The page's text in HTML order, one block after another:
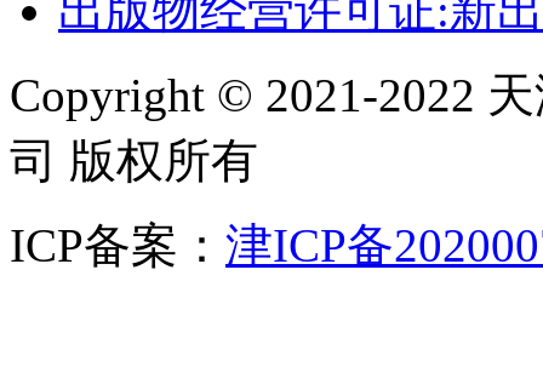
Copyright © 2021-2022
司 版权所有
ICP备案： 津ICP备